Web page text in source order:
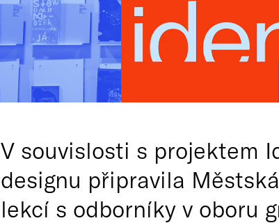
V souvislosti s projektem
designu připravila
lekcí s odborníky v oboru